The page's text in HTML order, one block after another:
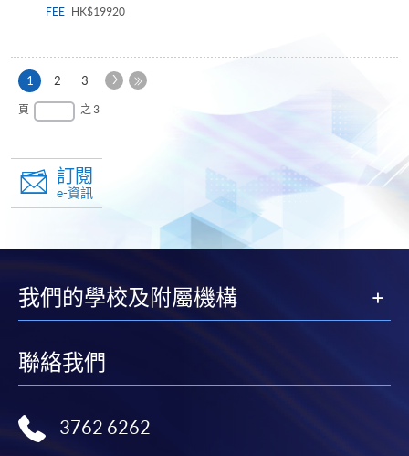
FEE
HK$19920
1 本
頁
2 3
下
頁 之 3
訂閱
e-資訊
我們的學校及附屬機構
聯絡我們
3762 6262